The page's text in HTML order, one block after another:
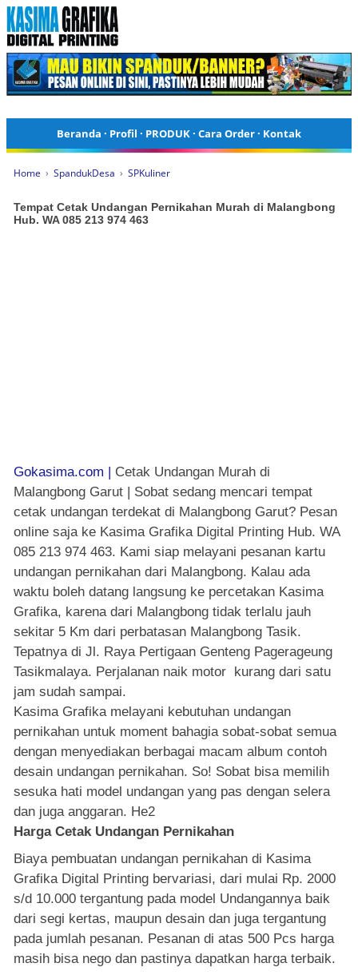
Beranda · Profil · PRODUK· Cara Order· Kontak
Home › SpandukDesa › SPKuliner
Tempat Cetak Undangan Pernikahan Murah di Malangbong
Hub. WA 085 213 974 463
Gokasima.com |
Cetak Undangan Murah di
Malangbong Garut | Sobat sedang mencari tempat
cetak undangan terdekat di Malangbong Garut? Pesan
online saja ke Kasima Grafika Digital Printing Hub. WA
085 213 974 463. Kami siap melayani pesanan kartu
undangan pernikahan dari Malangbong. Kalau ada
waktu boleh datang langsung ke percetakan Kasima
Grafika, karena dari Malangbong tidak terlalu jauh
sekitar 5 Km dari perbatasan Malangbong Tasik.
Tepatnya di Jl. Raya Pertigaan Genteng Pagerageung
Tasikmalaya. Perjalanan naik motor kurang dari satu
jam sudah sampai.
Kasima Grafika melayani kebutuhan undangan
pernikahan untuk moment bahagia sobat-sobat semua
dengan menyediakan berbagai macam album contoh
desain undangan pernikahan. So! Sobat bisa memilih
sesuka hati model undangan yang pas dengan selera
dan juga anggaran. He2
Harga Cetak Undangan Pernikahan
Biaya pembuatan undangan pernikahan di Kasima
Grafika Digital Printing bervariasi, dari mulai Rp. 2000
s/d 10.000 tergantung pada model Undangannya baik
dari segi kertas, maupun desain dan juga tergantung
pada jumlah pesanan. Pesanan di atas 500 Pcs harga
masih bisa nego dan pastinya dapatkan harga terbaik.